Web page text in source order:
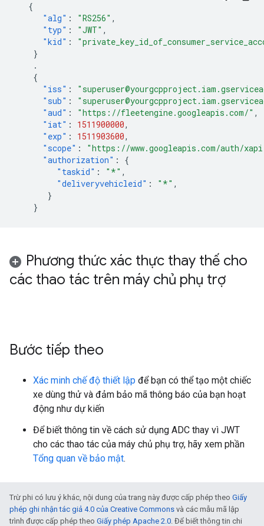
{
"alg" : "RS256" ,
"typ" : "JWT" ,
"kid" :
}
.
{
"iss" :
"sub" :
"aud" : "https://fleetengine.googleapis.com/" ,
"iat" : 1511900000,
"exp" : 1511903600,
"scope" :
"https://www.googleapis.com/auth/
"authorization" :
{
"taskid" : "*" ,
"deliveryvehicleid" : "*" ,
}
}
Phương thức xác thực thay thế cho
các thao tác trên máy chủ phụ trợ
Bước tiếp theo
Xác minh chế độ thiết lập để bạn có thể tạo một chiếc
xe dùng thử và đảm bảo mã thông báo của bạn hoạt
động như dự kiến
Để biết thông tin về cách sử dụng ADC thay vì JWT
cho các thao tác của máy chủ phụ trợ, hãy xem phần
Tổng quan về bảo mật.
Trừ phi có lưu ý khác, nội dung của trang này được cấp phép theo Giấy
phép ghi nhận tác giả 4.0 của Creative Commons và các mẫu mã lập
trình được cấp phép theo Giấy phép Apache 2.0. Để biết thông tin chi